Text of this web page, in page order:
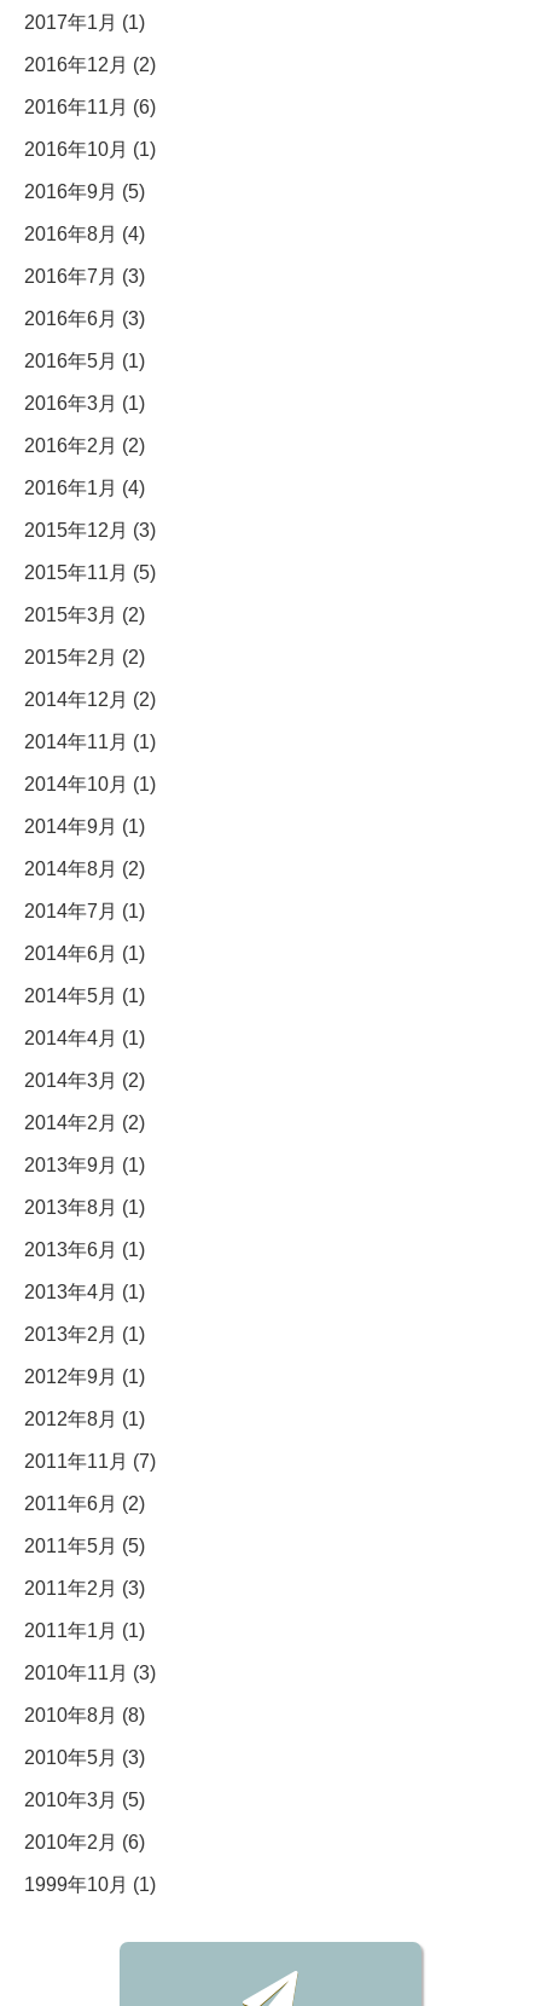
2017年1月 (1)
2016年12月 (2)
2016年11月 (6)
2016年10月 (1)
2016年9月 (5)
2016年8月 (4)
2016年7月 (3)
2016年6月 (3)
2016年5月 (1)
2016年3月 (1)
2016年2月 (2)
2016年1月 (4)
2015年12月 (3)
2015年11月 (5)
2015年3月 (2)
2015年2月 (2)
2014年12月 (2)
2014年11月 (1)
2014年10月 (1)
2014年9月 (1)
2014年8月 (2)
2014年7月 (1)
2014年6月 (1)
2014年5月 (1)
2014年4月 (1)
2014年3月 (2)
2014年2月 (2)
2013年9月 (1)
2013年8月 (1)
2013年6月 (1)
2013年4月 (1)
2013年2月 (1)
2012年9月 (1)
2012年8月 (1)
2011年11月 (7)
2011年6月 (2)
2011年5月 (5)
2011年2月 (3)
2011年1月 (1)
2010年11月 (3)
2010年8月 (8)
2010年5月 (3)
2010年3月 (5)
2010年2月 (6)
1999年10月 (1)